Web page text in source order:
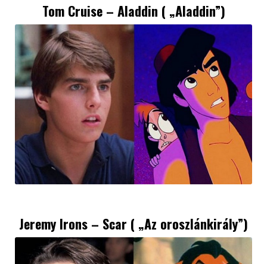
Tom Cruise– Aladdin ( „Aladdin”)
Jeremy Irons – Scar ( „Az oroszlánkirály”)